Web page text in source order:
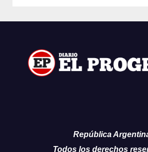
República
Todos los derechos